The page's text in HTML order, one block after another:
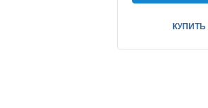
КУПИТЬ